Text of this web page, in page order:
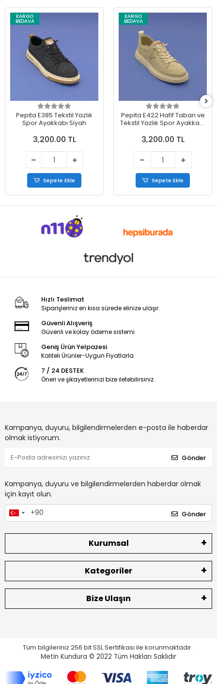
KARGO
BEDAVA
Pepita E385 Tekstil Yazlık
Spor Ayakkabı Siyah
3,200.00 TL
Sepete Ekle
KARGO
BEDAVA
Pepita E422 Hafif Taban ve
Tekstil Yazlık Spor Ayakkabı
3,200.00 TL
Sepete Ekle
Hızlı Teslimat
Siparişleriniz en kısa sürede elinize ulaşır.
Güvenli Alışveriş
Güvenli ve kolay ödeme sistemi
Geniş Ürün Yelpazesi
Kaliteli Ürünler-Uygun Fiyatlarla
7 / 24 DESTEK
Öneri ve şikayetlerinizi bize iletebilirsiniz.
Kampanya, duyuru, bilgilendirmelerden e-posta ile haberdar
olmak istiyorum.
Gönder
Kampanya, duyuru ve bilgilendirmelerden haberdar olmak
için kayıt olun.
Gönder
Kurumsal
Kategoriler
Bize Ulaşın
Tüm bilgileriniz 256 bit SSL Sertifikası ile korunmaktadır.
Metin Kundura © 2022 Tüm Hakları Saklıdır